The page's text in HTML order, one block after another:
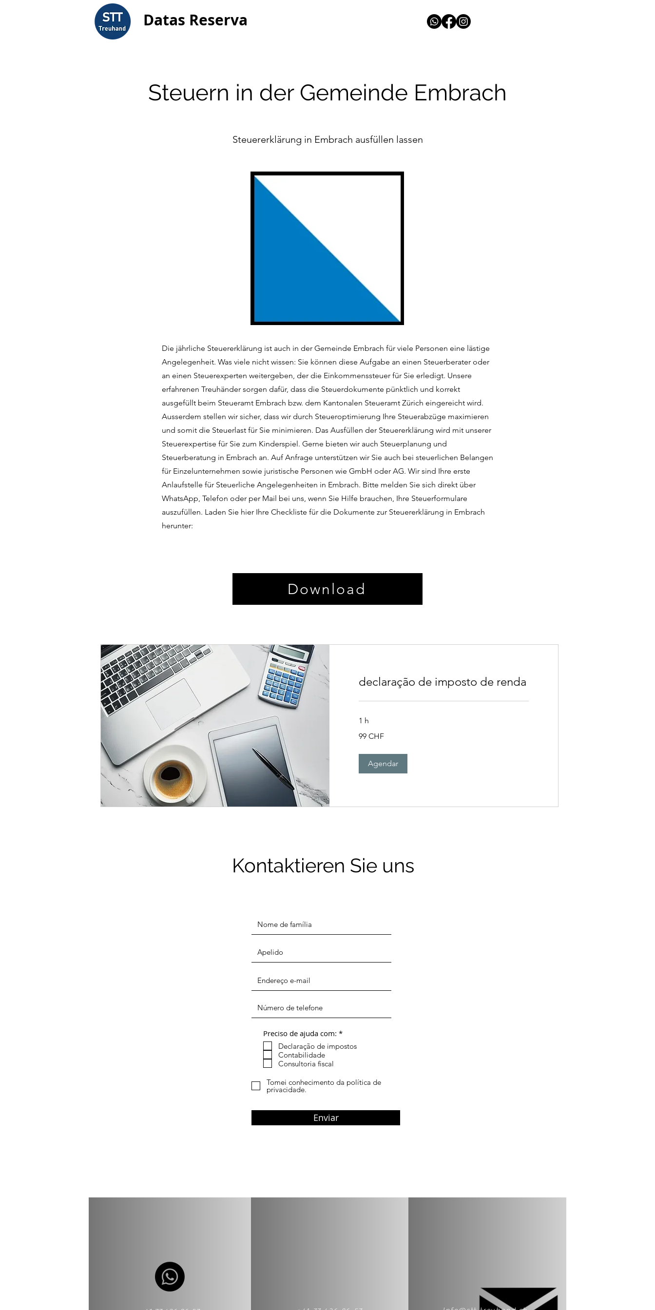
Datas Reserva
Steuern in der Gemeinde Embrach
Steuererklärung in Embrach ausfüllen lassen
Die jährliche Steuererklärung ist auch in der Gemeinde Embrach für viele Personen eine lästige
Angelegenheit. Was viele nicht wissen: Sie können diese Aufgabe an einen Steuerberater oder
an einen Steuerexperten weitergeben, der die Einkommenssteuer für Sie erledigt. Unsere
erfahrenen Treuhänder sorgen dafür, dass die Steuerdokumente pünktlich und korrekt
ausgefüllt beim Steueramt Embrach bzw. dem Kantonalen Steueramt Zürich eingereicht wird.
Ausserdem stellen wir sicher, dass wir durch Steueroptimierung Ihre Steuerabzüge maximieren
und somit die Steuerlast für Sie minimieren. Das Ausfüllen der Steuererklärung wird mit unserer
Steuerexpertise für Sie zum Kinderspiel. Gerne bieten wir auch Steuerplanung und
Steuerberatung in Embrach an. Auf Anfrage unterstützen wir Sie auch bei steuerlichen Belangen
für Einzelunternehmen sowie juristische Personen wie GmbH oder AG. Wir sind Ihre erste
Anlaufstelle für Steuerliche Angelegenheiten in Embrach. Bitte melden Sie sich direkt über
WhatsApp, Telefon oder per Mail bei uns, wenn Sie Hilfe brauchen, Ihre Steuerformulare
auszufüllen. Laden Sie hier Ihre Checkliste für die Dokumente zur Steuererklärung in Embrach
herunter:
Download
declaração de imposto de renda
1 h
francos
99 CHF
Agendar
Kontaktieren Sie uns
Preciso de ajuda com: *O
r
ó
Declaração de impostos
Contabilidade
Consultoria fiscal
Tomei conhecimento da política de
privacidade.
Enviar